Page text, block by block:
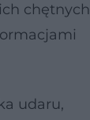
chętnych
udaru,